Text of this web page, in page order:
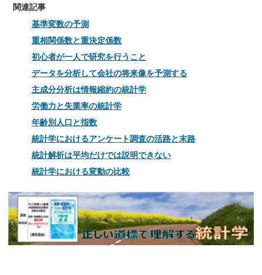
関連記事
基準変数の予測
重相関係数と重決定係数
初心者が一人で研究を行うこと
データを分析して会社の将来像を予測する
主成分分析は情報縮約の統計学
労働力と失業率の統計学
年齢別人口と指数
統計学におけるアンケート調査の活路と末路
統計解析は平均だけでは説明できない
統計学における変動の比較